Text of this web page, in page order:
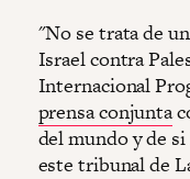
"No se trata de
Israel contra
Internacional
prensa conjunta
del mundo y de
este tribunal de